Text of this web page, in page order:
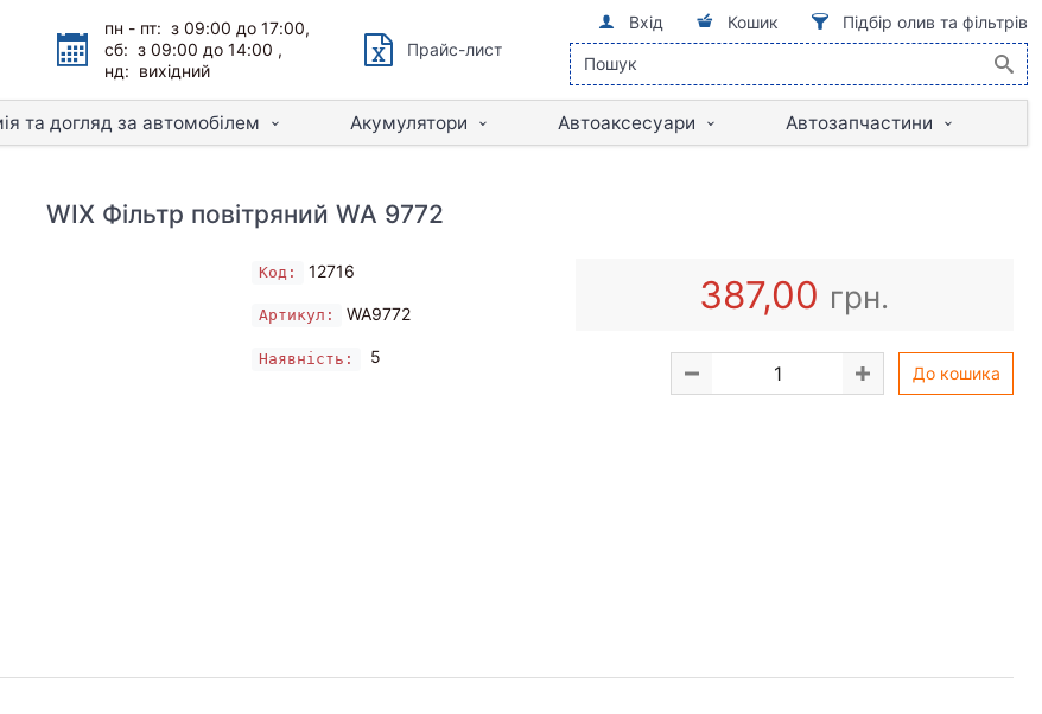
пн - пт: з 09:00 до 17:00,
сб: з 09:00 до 14:00 ,
нд: вихідний
Прайс-лист
Вхід Кошик Підбір олив та фільтрів
та догляд за автомобілем Акумулятори Автоаксесуари Автозапчастини
WIX Фільтр повітряний WA 9772
Код: 12716
Артикул: WA9772
Наявність: 5
387,00 грн.
До кошика